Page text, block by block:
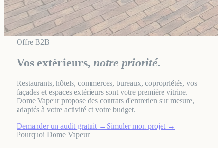
Offre B2B
Vos extérieurs, notre priorité.
Restaurants, hôtels, commerces, bureaux, copropriétés, vos
façades et espaces extérieurs sont votre première vitrine.
Dome Vapeur propose des contrats d'entretien sur mesure,
adaptés à votre activité et votre budget.
Demander un audit gratuit → Simuler mon projet →
Pourquoi Dome Vapeur